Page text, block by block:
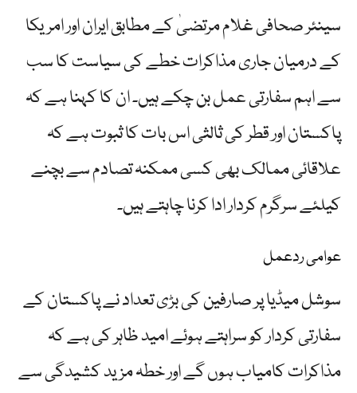
سینئر صحافی غلام مرتضیٰ کے مطابق ایران اور امریکا
کے درمیان جاری مذاکرات خطے کی سیاست کا سب
سے اہم سفارتی عمل بن چکے ہیں۔ ان کا کہنا ہے کہ
پاکستان اور قطر کی ثالثی اس بات کا ثبوت ہے کہ
علاقائی ممالک بھی کسی ممکنہ تصادم سے بچنے
کیلئے سرگرم کردار ادا کرنا چاہتے ہیں۔
عوامی ردعمل
سوشل میڈیا پر صارفین کی بڑی تعداد نے پاکستان کے
سفارتی کردار کو سراہتے ہوئے امید ظاہر کی ہے کہ
مذاکرات کامیاب ہوں گے اور خطہ مزید کشیدگی سے